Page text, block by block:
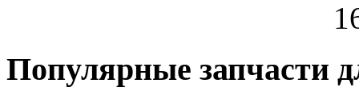
Популярные запчасти